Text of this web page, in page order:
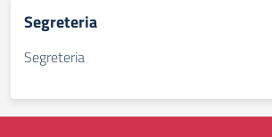
Segreteria
Segreteria